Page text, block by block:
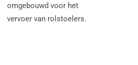
omgebouwd voor het
vervoer van rolstoelers.